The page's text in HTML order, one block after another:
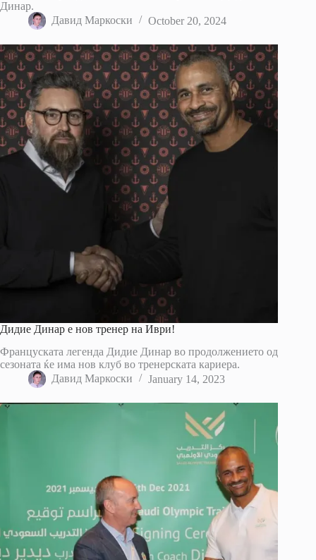
Динар.
Давид Маркоски
October 20, 2024
Дидие Динар е нов тренер на Иври!
Француската легенда Дидие Динар во продолжението од
сезоната ќе има нов клуб во тренерската кариера.
Давид Маркоски
January 14, 2023